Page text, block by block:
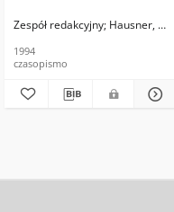
Zespół redakcyjny Hausner,
1994
czasopismo